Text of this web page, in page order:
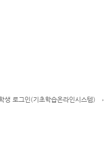
로그인(기초학습온라인시스템)